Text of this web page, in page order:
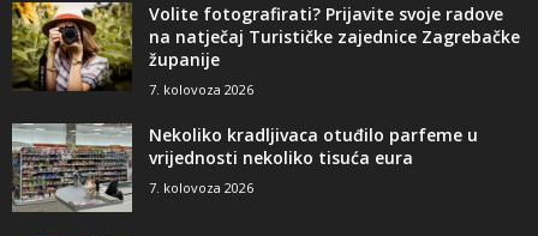
Volite fotografirati? Prijavite svoje radove
na natječaj Turističke zajednice Zagrebačke
županije
7. kolovoza 2026
Nekoliko kradljivaca otuđilo parfeme u
vrijednosti nekoliko tisuća eura
7. kolovoza 2026